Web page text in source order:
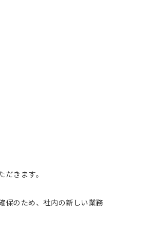
きます。
保のため、社内の新しい業務